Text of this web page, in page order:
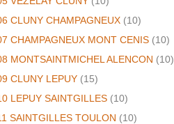
CLUNY CHAMPAGNEUX (10)
CHAMPAGNEUX MONT CENIS (10)
MONTSAINTMICHEL ALENCON (10)
CLUNY LEPUY (15)
LEPUY SAINTGILLES (10)
SAINTGILLES TOULON (10)